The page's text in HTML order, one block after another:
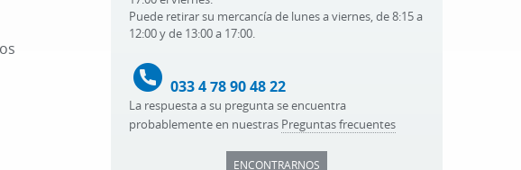
Puede retirar su mercancía de lunes a viernes, de 8:15 a
12:00 y de 13:00 a 17:00.
033 4 78 90 48 22
La respuesta a su pregunta se encuentra
probablemente en nuestras Preguntas frecuentes
ENCONTRARNOS